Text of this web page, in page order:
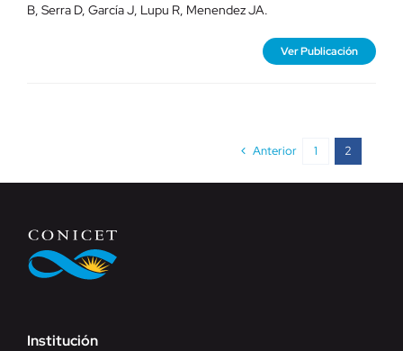
B, Serra D, García J, Lupu R, Menendez JA.
Ver Publicación
Anterior 1 2
Institución